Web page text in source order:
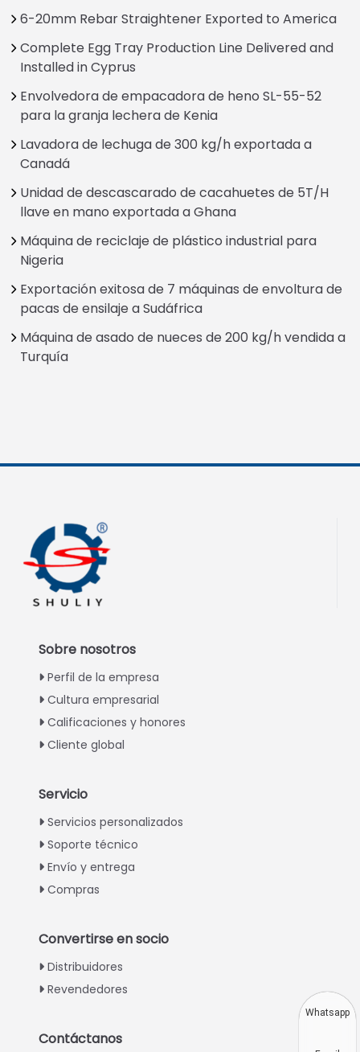
6-20mm Rebar Straightener Exported to America
Complete Egg Tray Production Line Delivered and
Installed in Cyprus
Envolvedora de empacadora de heno SL-55-52
para la granja lechera de Kenia
Lavadora de lechuga de 300 kg/h exportada a
Canadá
Unidad de descascarado de cacahuetes de 5T/H
llave en mano exportada a Ghana
Máquina de reciclaje de plástico industrial para
Nigeria
Exportación exitosa de 7 máquinas de envoltura de
pacas de ensilaje a Sudáfrica
Máquina de asado de nueces de 200 kg/h vendida a
Turquía
Sobre nosotros
Perfil de la empresa
Cultura empresarial
Calificaciones y honores
Cliente global
Servicio
Servicios personalizados
Soporte técnico
Envío y entrega
Compras
Convertirse en socio
Distribuidores
Revendedores
Contáctanos
Vietnamese
Whatsapp